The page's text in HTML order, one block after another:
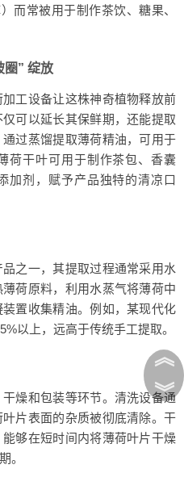
而常被用于制作茶饮、糖果、
圈” 绽放
工设备让这株神奇植物释放前
可以延长其保鲜期，还能提取
过蒸馏提取薄荷精油，可用于
荷干叶可用于制作茶包、香囊
加剂，赋予产品独特的清凉口
之一，其提取过程通常采用水
荷原料，利用水蒸气将薄荷中
置收集精油。例如，某现代化
以上，远高于传统手工提取。
燥和包装等环节。清洗设备通
片表面的杂质被彻底清除。干
够在短时间内将薄荷叶片干燥
。
︽
︾